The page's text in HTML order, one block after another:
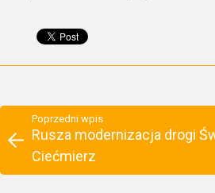
Poprzedni wpis
Rusza modernizacja drogi
Ciećmierz